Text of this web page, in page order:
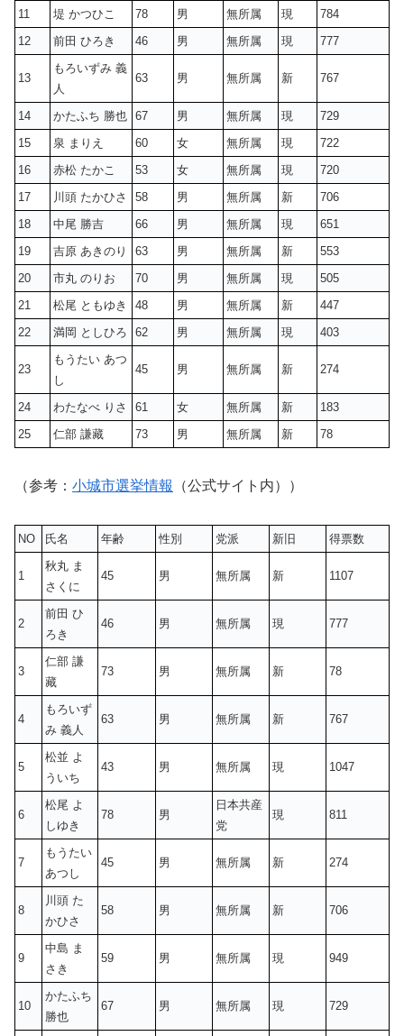
11 堤 かつひこ 78 男 無所属 現
784
12
前田 ひろき 46 男 無所属 現 777
13
もろいずみ 義
人
63 男 無所属 新 767
14 かたふち 勝也 67 男 無所属 現
729
15
泉 まりえ 60 女 無所属 現
722
16
赤松 たかこ 53 女 無所属 現
720
17
川頭 たかひさ 58 男 無所属 新
706
18
中尾 勝吉 66 男 無所属 現
651
19
吉原 あきのり 63 男 無所属 新
553
20
市丸 のりお 70 男 無所属 現
505
21
松尾 ともゆき 48 男 無所属 新
447
22
満岡 としひろ 62 男 無所属 現 403
23
もうたい あつ
し
45 男 無所属 新 274
24 わたなべ りさ 61 女 無所属 新
183
25
仁部 謙藏 73 男 無所属 新 78
（参考： 小城市選挙情報 （公式サイト内））
NO 氏名 年齢 性別 党派 新旧 得票数
1
秋丸 ま
さくに
45 男 無所属 新 1107
2
前田 ひ
ろき
46 男 無所属 現 777
3
仁部 謙
藏
73 男 無所属 新 78
4
もろいず
み 義人
63 男 無所属 新 767
5
松並 よ
ういち
43 男 無所属 現 1047
6
松尾 よ
しゆき
78 男
日本共産
党
現 811
7
もうたい
あつし
45 男 無所属 新 274
8
川頭 た
かひさ
58 男 無所属 新 706
9
中島 ま
さき
59 男 無所属 現 949
10
かたふち
勝也
67 男 無所属 現 729